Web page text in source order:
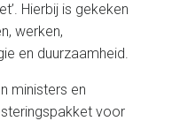
Hierbij is gekeken
werken,
en duurzaamheid.
ministers en
voor